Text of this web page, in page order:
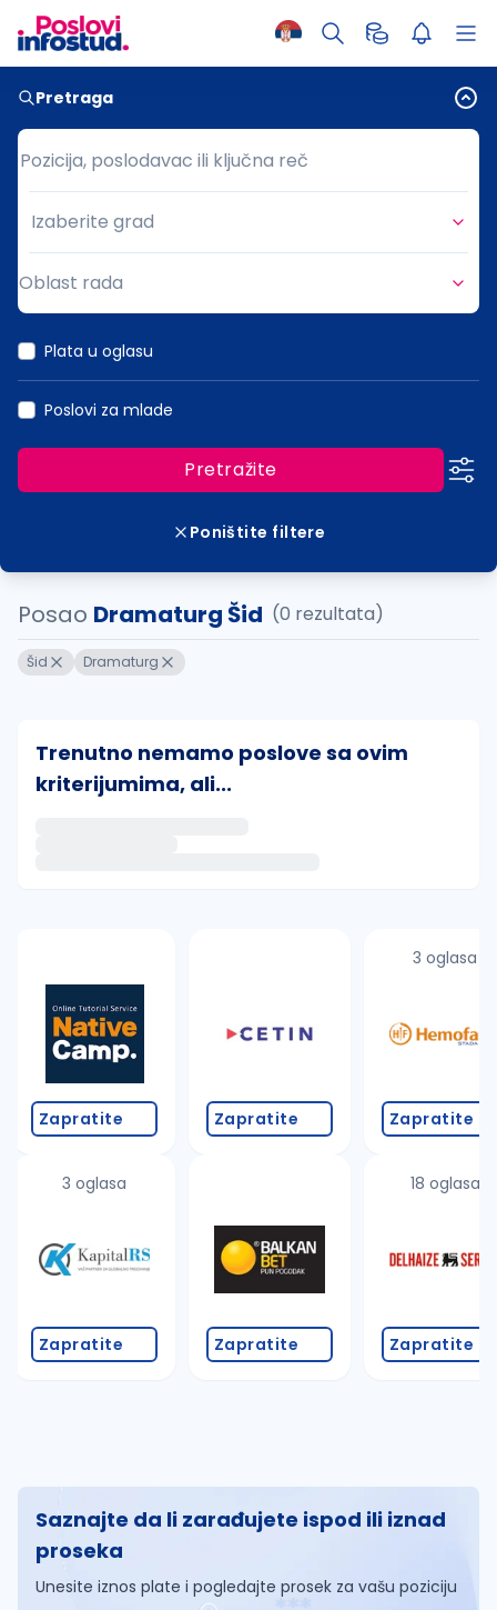
Pretraga
Pozicija, poslodavac ili ključna reč
Pozicija, poslodavac ili ključna reč
Grad
Izaberite grad
Oblast rada
Plata u oglasu
Poslovi za mlade
Pretražite
Poništite filtere
Posao Dramaturg Šid (0 rezultata)
Šid Dramaturg
Trenutno nemamo poslove sa ovim
kriterijumima, ali...
Takođe možete da:
proverite pravopisne greške (koristite č, ć, š, đ,
povećajte radijus za odabrani grad
promenite odabrane filtere pretrage
Zapratite
3 oglasa
Zapratite
Zapratite
Zapratite
3 oglasa
Zapratite
18 oglasa
Zapratite
Saznajte da li zarađujete ispod ili iznad
proseka
Unesite iznos plate i pogledajte prosek za vašu poziciju